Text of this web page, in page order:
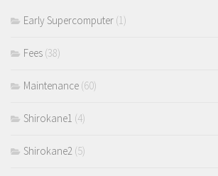
Early Supercomputer (1)
Fees (38)
Maintenance (60)
Shirokane1 (4)
Shirokane2 (5)